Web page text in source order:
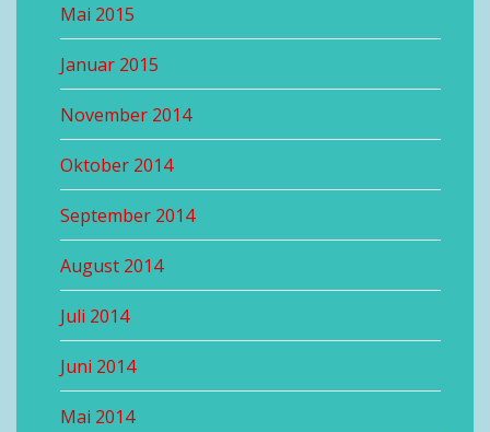
Mai 2015
Januar 2015
November 2014
Oktober 2014
September 2014
August 2014
Juli 2014
Juni 2014
Mai 2014